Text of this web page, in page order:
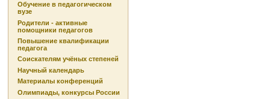
Обучение в педагогическом
вузе
Родители - активные
помощники педагогов
Повышение квалификации
педагога
Соискателям учёных степеней
Научный календарь
Материалы конференций
Олимпиады, конкурсы России